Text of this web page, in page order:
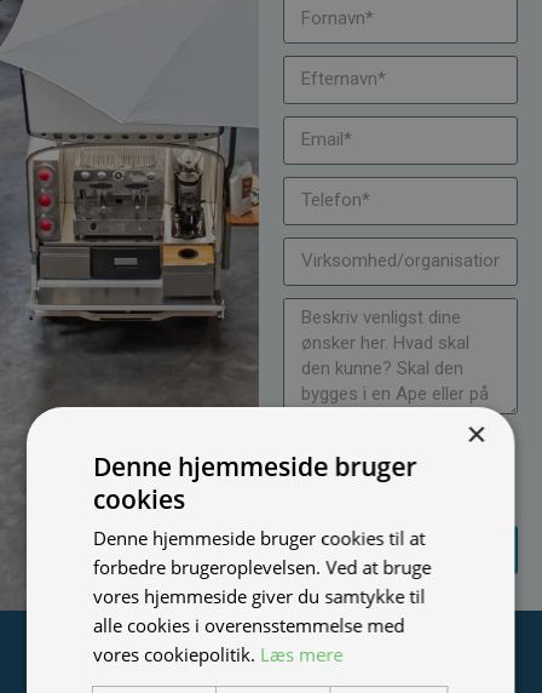
Jeg vil gerne modtage
nyheder på mail (bare rolig,
SEND
FORESPØRGSEL
Tilmeld nyhedsmail
×
Denne hjemmeside bruger
cookies
Denne hjemmeside bruger cookies til at
forbedre brugeroplevelsen. Ved at bruge
vores hjemmeside giver du samtykke til
alle cookies i overensstemmelse med
vores cookiepolitik. Læs mere